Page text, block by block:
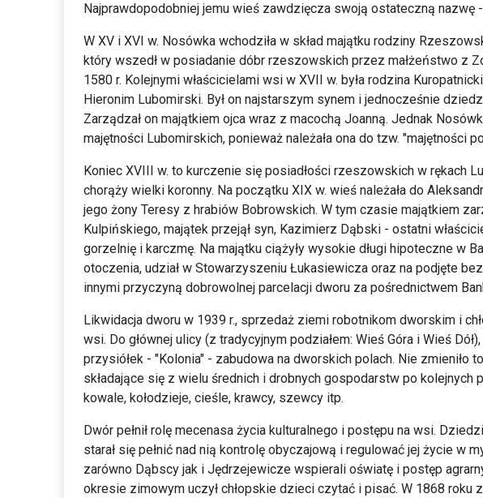
Najprawdopodobniej jemu wieś zawdzięcza swoją ostateczną nazwę
W XV i XVI w. Nosówka wchodziła w skład majątku rodziny
który wszedł w posiadanie dóbr rzeszowskich przez małżeństwo z
1580 r. Kolejnymi właścicielami wsi w XVII w. była rodzina
Hieronim Lubomirski. Był on najstarszym synem i jednocześnie
Zarządzał on majątkiem ojca wraz z macochą Joanną. Jednak
majętności Lubomirskich, ponieważ należała ona do tzw. "majętności
Koniec XVIII w. to kurczenie się posiadłości rzeszowskich w rękach
chorąży wielki koronny. Na początku XIX w. wieś należała do
jego żony Teresy z hrabiów Bobrowskich. W tym czasie majątkiem
Kulpińskiego, majątek przejął syn, Kazimierz Dąbski - ostatni
gorzelnię i karczmę. Na majątku ciążyły wysokie długi hipoteczne w
otoczenia, udział w Stowarzyszeniu Łukasiewicza oraz na podjęte
innymi przyczyną dobrowolnej parcelacji dworu za pośrednictwem
Likwidacja dworu w 1939 r., sprzedaż ziemi robotnikom dworskim i
wsi. Do głównej ulicy (z tradycyjnym podziałem: Wieś Góra i Wieś
przysiółek - "Kolonia" - zabudowa na dworskich polach. Nie zmieniło
składające się z wielu średnich i drobnych gospodarstw po kolejnych
kowale, kołodzieje, cieśle, krawcy, szewcy itp.
Dwór pełnił rolę mecenasa życia kulturalnego i postępu na wsi.
starał się pełnić nad nią kontrolę obyczajową i regulować jej życie w
zarówno Dąbscy jak i Jędrzejewicze wspierali oświatę i postęp
okresie zimowym uczył chłopskie dzieci czytać i pisać. W 1868 roku